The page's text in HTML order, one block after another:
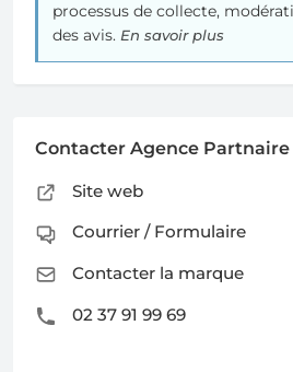
processus de collecte,
des avis. En savoir plus
Contacter Agence
Site web
Courrier / Formulaire
Contacter la marque
02 37 91 99 69